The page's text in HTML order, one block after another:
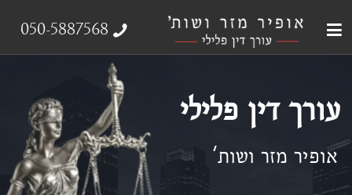
050-5887568
עורך דין פלילי
אופיר מזר ושות'